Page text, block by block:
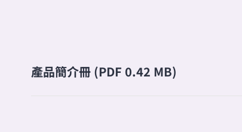
產品簡介冊 (PDF 0.42 MB)